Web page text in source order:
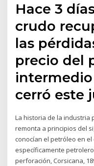
Hace 3
crudo
las
precio del
intermedio
cerró este
La historia de la industria
remonta a principios del
conocían el petróleo en
específicamente
perforación, Corsicana,